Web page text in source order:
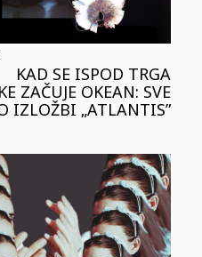
KAD SE ISPOD TRGA
ZAČUJE OKEAN: SVE
IZLOŽBI „ATLANTIS”